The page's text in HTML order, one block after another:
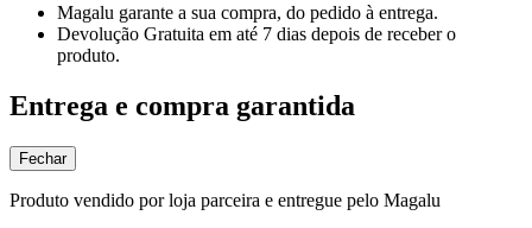
Magalu garante a sua compra, do pedido à entrega.
Devolução Gratuita em até 7 dias depois de receber o
produto.
Entrega e compra garantida
Fechar
Produto vendido por loja parceira e entregue pelo Magalu